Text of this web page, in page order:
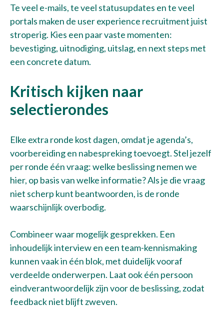
Kennisbank
Werken bij
Over ons
Maak een afspraak
Te veel e-mails, te veel statusupdates en te veel
portals maken de user experience recruitment juist
stroperig. Kies een paar vaste momenten:
bevestiging, uitnodiging, uitslag, en next steps met
een concrete datum.
Kritisch kijken naar
selectierondes
Elke extra ronde kost dagen, omdat je agenda’s,
voorbereiding en nabespreking toevoegt. Stel jezelf
per ronde één vraag: welke beslissing nemen we
hier, op basis van welke informatie? Als je die vraag
niet scherp kunt beantwoorden, is de ronde
waarschijnlijk overbodig.
Combineer waar mogelijk gesprekken. Een
inhoudelijk interview en een team-kennismaking
kunnen vaak in één blok, met duidelijk vooraf
verdeelde onderwerpen. Laat ook één persoon
eindverantwoordelijk zijn voor de beslissing, zodat
feedback niet blijft zweven.